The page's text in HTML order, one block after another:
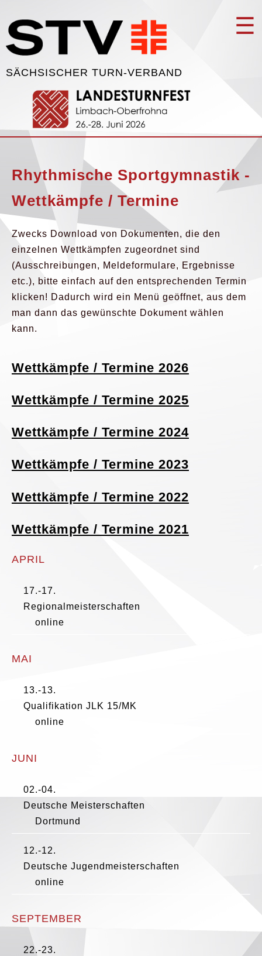
SÄCHSISCHER TURN-VERBAND
☰
Rhythmische Sportgymnastik -
Wettkämpfe / Termine
Zwecks Download von Dokumenten, die den
einzelnen Wettkämpfen zugeordnet sind
(Ausschreibungen, Meldeformulare, Ergebnisse
etc.), bitte einfach auf den entsprechenden Termin
klicken! Dadurch wird ein Menü geöffnet, aus dem
man dann das gewünschte Dokument wählen
kann.
Wettkämpfe / Termine 2026
Wettkämpfe / Termine 2025
Wettkämpfe / Termine 2024
Wettkämpfe / Termine 2023
Wettkämpfe / Termine 2022
Wettkämpfe / Termine 2021
APRIL
17.-17.
Regionalmeisterschaften
online
MAI
13.-13.
Qualifikation JLK 15/MK
online
JUNI
02.-04.
Deutsche Meisterschaften
Dortmund
12.-12.
Deutsche Jugendmeisterschaften
online
SEPTEMBER
22.-23.